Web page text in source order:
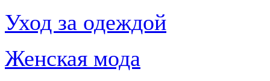
Уход за одеждой
Женская мода